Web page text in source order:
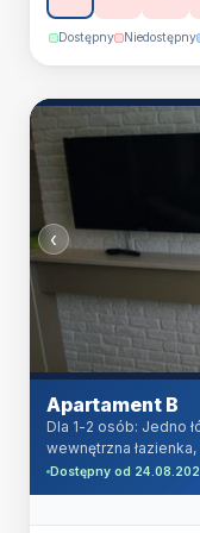
suszarka do włosów.
Dostępny Niedostępny
‹
Apartament B
Dla 1-2 osób: Jedno
wewnętrzna
indukcyjną, lodówka
czajnik elektryczny,
Dostępny od